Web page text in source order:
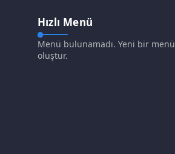
Hızlı Menü
Menü bulunamadı. Yeni bir menü
oluştur.